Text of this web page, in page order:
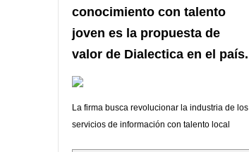
conocimiento con talento
joven es la propuesta de
valor de Dialectica en el país.
La firma busca revolucionar la industria de los
servicios de información con talento local